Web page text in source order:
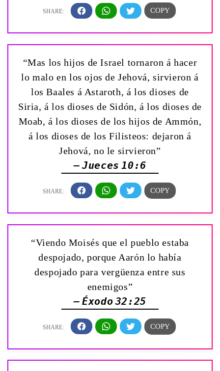
“Mas los hijos de Israel tornaron á hacer
lo malo en los ojos de Jehová, sirvieron á
los Baales á Astaroth, á los dioses de
Siria, á los dioses de Sidón, á los dioses de
Moab, á los dioses de los hijos de Ammón,
á los dioses de los Filisteos: dejaron á
Jehová, no le sirvieron”
— Jueces 10:6
“Viendo Moisés que el pueblo estaba
despojado, porque Aarón lo había
despojado para vergüenza entre sus
enemigos”
— Éxodo 32:25